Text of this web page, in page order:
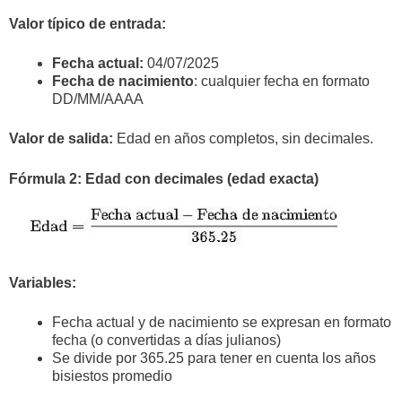
Valor típico de entrada:
Fecha actual: 04/07/2025
Fecha de nacimiento: cualquier fecha en formato
DD/MM/AAAA
Valor de salida: Edad en años completos, sin decimales.
Fórmula 2: Edad con decimales (edad exacta)
Variables:
Fecha actual y de nacimiento se expresan en formato
fecha (o convertidas a días julianos)
Se divide por 365.25 para tener en cuenta los años
bisiestos promedio